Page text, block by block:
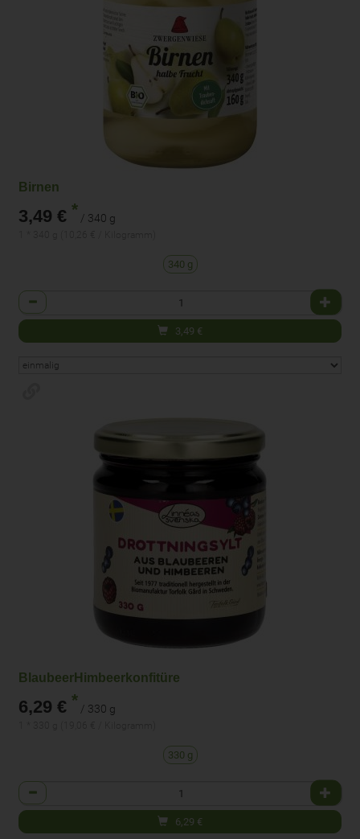
Birnen
3,49 € * / 340 g
340 g
Anzahl
3,49 €
BlaubeerHimbeerkonfitüre
6,29 € * / 330 g
330 g
Anzahl
6,29 €